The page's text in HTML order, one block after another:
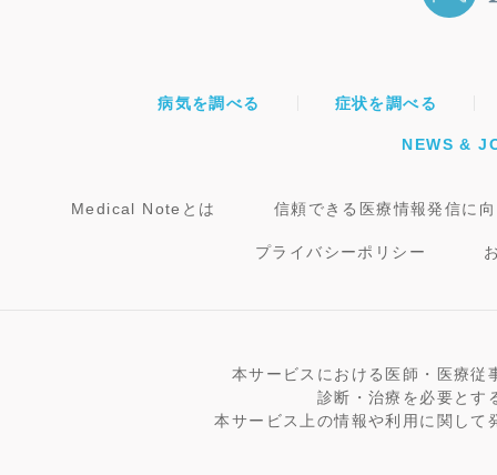
病気を調べる 症状を調べる
NEWS &
Medical Noteとは 信頼できる医療情報発信に
プライバシーポリシー
本サービスにおける医師・医療従
診断・治療を必要とす
本サービス上の情報や利用に関し